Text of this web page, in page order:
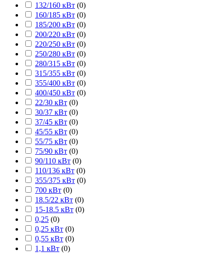
132/160 кВт (0)
160/185 кВт (0)
185/200 кВт (0)
200/220 кВт (0)
220/250 кВт (0)
250/280 кВт (0)
280/315 кВт (0)
315/355 кВт (0)
355/400 кВт (0)
400/450 кВт (0)
22/30 кВт (0)
30/37 кВт (0)
37/45 кВт (0)
45/55 кВт (0)
55/75 кВт (0)
75/90 кВт (0)
90/110 кВт (0)
110/136 кВт (0)
355/375 кВт (0)
700 кВт (0)
18.5/22 кВт (0)
15-18.5 кВт (0)
0,25 (0)
0,25 кВт (0)
0,55 кВт (0)
1,1 кВт (0)